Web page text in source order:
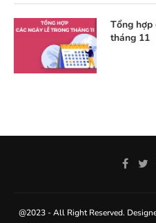
Tổng hợp
tháng 11
@2023 - All Right Reserved.